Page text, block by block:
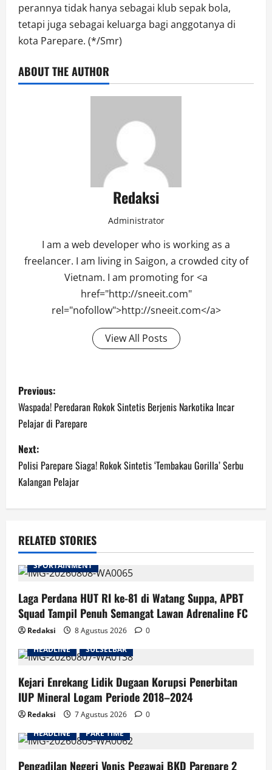
perannya tidak hanya sebagai klub sepak bola,
tetapi juga sebagai keluarga bagi anggotanya di
kota Parepare. (*/Smr)
ABOUT THE AUTHOR
Redaksi
Administrator
I am a web developer who is working as a
freelancer. I am living in Saigon, a crowded city of
Vietnam. I am promoting for <a
href="http://sneeit.com"
rel="nofollow">http://sneeit.com</a>
View All Posts
Post
navigation
Previous:
Waspada! Peredaran Rokok Sintetis Berjenis Narkotika Incar
Pelajar di Parepare
Next:
Polisi Parepare Siaga! Rokok Sintetis ‘Tembakau Gorilla’ Serbu
Kalangan Pelajar
RELATED STORIES
SPORTAINMENT
Laga Perdana HUT RI ke-81 di Watang Suppa, APBT
Squad Tampil Penuh Semangat Lawan Adrenaline FC
Redaksi 8 Agustus 2026
0
HEADLINE
SULSELBAR
Kejari Enrekang Lidik Dugaan Korupsi Penerbitan
IUP Mineral Logam Periode 2018–2024
Redaksi 7 Agustus 2026
0
HEADLINE
PARE TIME
Pengadilan Negeri Vonis Pegawai BKD Parepare 2